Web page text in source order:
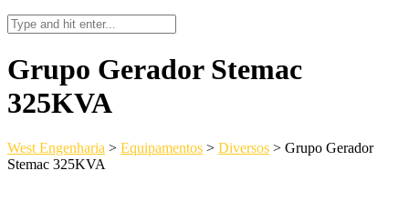
Grupo Gerador Stemac
325KVA
West Engenharia > Equipamentos > Diversos > Grupo Gerador
Stemac 325KVA